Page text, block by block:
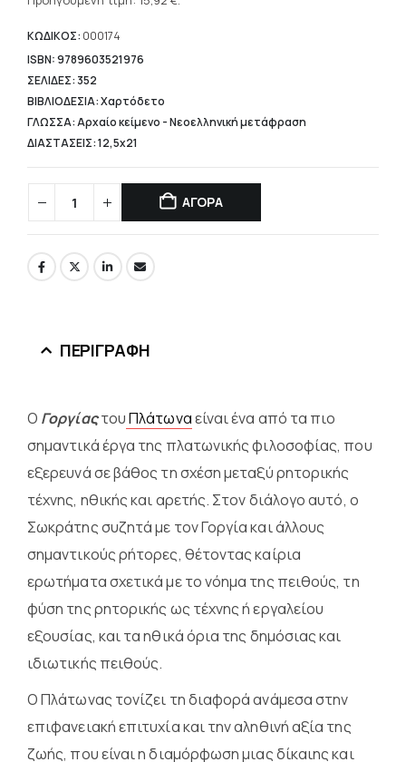
19,90 €.
είναι:
15,92 €.
ΚΩΔΙΚΟΣ: 000174
ISBN: 9789603521976
ΣΕΛΙΔΕΣ: 352
ΒΙΒΛΙΟΔΕΣΙΑ: Χαρτόδετο
ΓΛΩΣΣΑ: Αρχαίο κείμενο - Νεοελληνική μετάφραση
ΔΙΑΣΤΑΣΕΙΣ: 12,5x21
ΑΓΟΡΑ
ΠΕΡΙΓΡΑΦΉ
Ο ΓοργίαςτουΠλάτωναείναι ένα από τα πιο
σημαντικά έργα της πλατωνικής φιλοσοφίας, που
εξερευνά σε βάθος τη σχέση μεταξύ ρητορικής
τέχνης, ηθικής και αρετής. Στον διάλογο αυτό, ο
Σωκράτης συζητά με τον Γοργία και άλλους
σημαντικούς ρήτορες, θέτοντας καίρια
ερωτήματα σχετικά με το νόημα της πειθούς, τη
φύση της ρητορικής ως τέχνης ή εργαλείου
εξουσίας, και τα ηθικά όρια της δημόσιας και
ιδιωτικής πειθούς.
Ο Πλάτωνας τονίζει τη διαφορά ανάμεσα στην
επιφανειακή επιτυχία και την αληθινή αξία της
ζωής, που είναι η διαμόρφωση μιας δίκαιης και